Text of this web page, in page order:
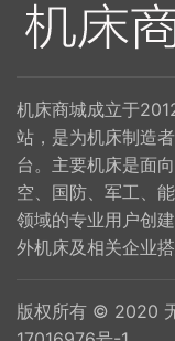
机床商城成立于
站，是为机床制造
台。主要机床是面
空、国防、军工、
领域的专业用户创
外机床及相关企业
版权所有 © 2020